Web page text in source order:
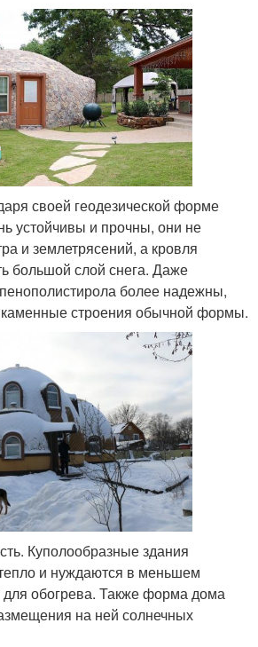
своей геодезической форме
устойчивы и прочны, они не
и землетрясений, а кровля
большой слой снега. Даже
более надежны,
строения обычной формы.
Куполообразные здания
и нуждаются в меньшем
для обогрева. Также форма дома
на ней солнечных